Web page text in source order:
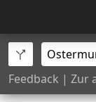
Feedback | Zur